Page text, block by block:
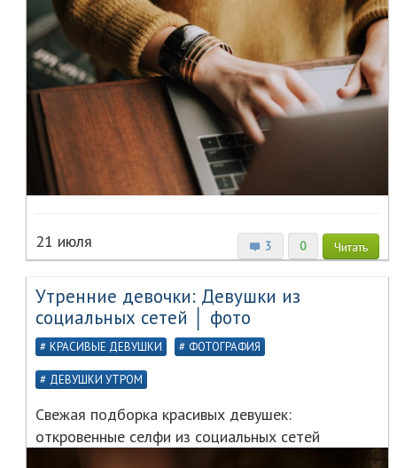
3 0 Читать
21 июля
Утренние девочки: Девушки из
социальных сетей │ фото
КРАСИВЫЕ ДЕВУШКИ ФОТОГРАФИЯ
ДЕВУШКИ УТРОМ
Свежая подборка красивых девушек:
откровенные селфи из социальных сетей